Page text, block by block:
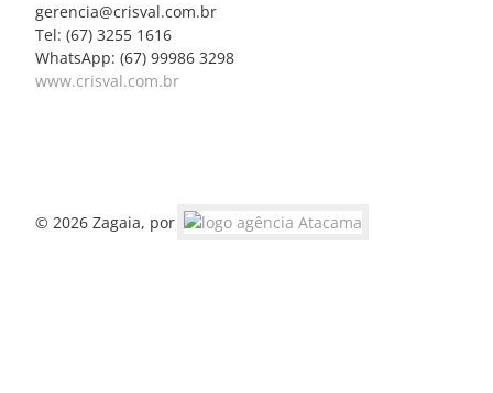
gerencia@crisval.com.br
Tel: (67) 3255 1616
WhatsApp: (67) 99986 3298
www.crisval.com.br
© 2026 Zagaia, por